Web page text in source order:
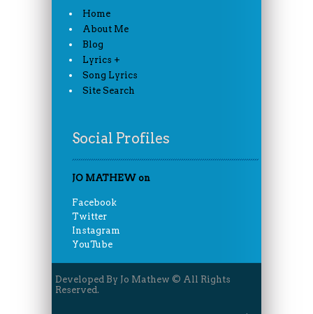
Home
About Me
Blog
Lyrics +
Song Lyrics
Site Search
Social Profiles
JO MATHEW on
Facebook
Twitter
Instagram
YouTube
Developed By Jo Mathew © All Rights
Reserved.